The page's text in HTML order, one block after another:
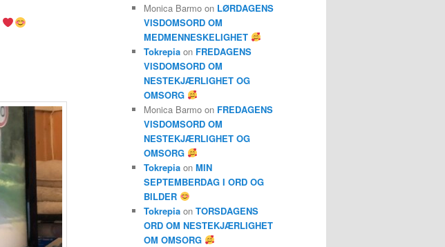
Monica Barmo on LØRDAGENS
VISDOMSORD OM
MEDMENNESKELIGHET
Tokrepia on FREDAGENS
VISDOMSORD OM
NESTEKJÆRLIGHET OG
OMSORG
Monica Barmo on FREDAGENS
VISDOMSORD OM
NESTEKJÆRLIGHET OG
OMSORG
Tokrepia on MIN
SEPTEMBERDAG I ORD OG
BILDER
Tokrepia on TORSDAGENS
ORD OM NESTEKJÆRLIGHET
OM OMSORG